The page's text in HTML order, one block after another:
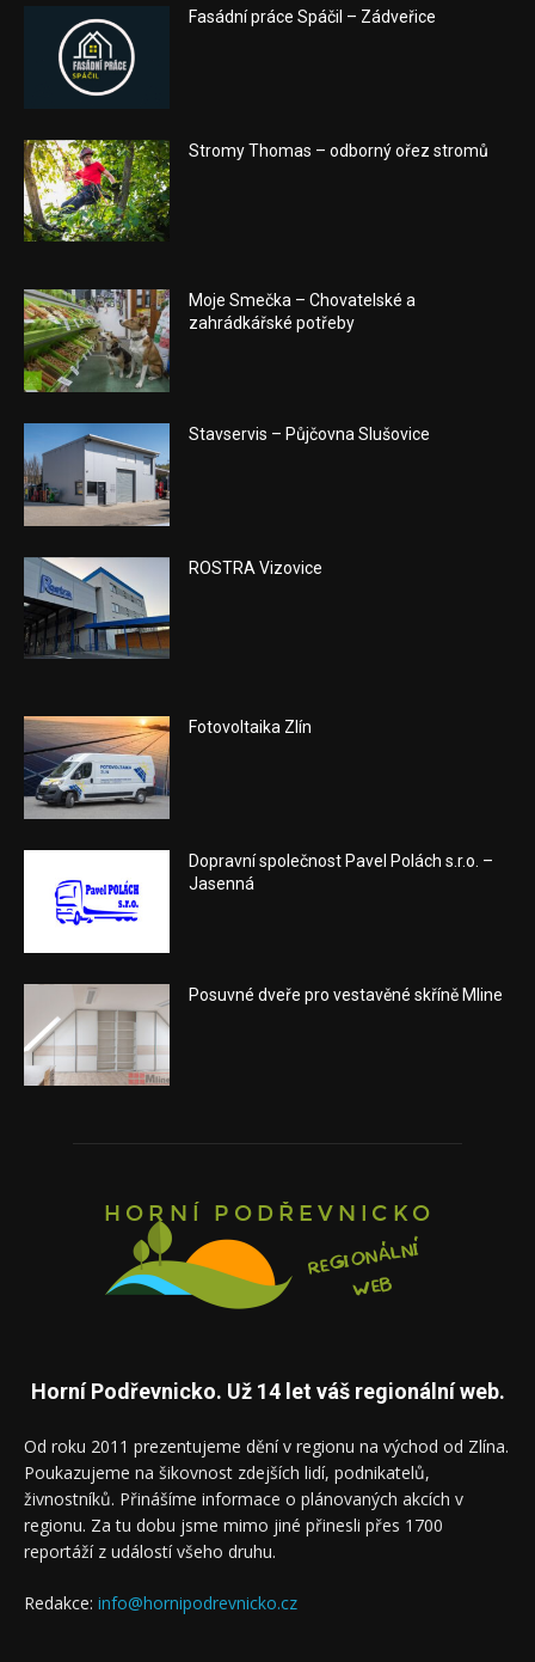
Fasádní práce Spáčil – Zádveřice
Stromy Thomas – odborný ořez stromů
Moje Smečka – Chovatelské a
zahrádkářské potřeby
Stavservis – Půjčovna Slušovice
ROSTRA Vizovice
Fotovoltaika Zlín
Dopravní společnost Pavel Polách s.r.o. –
Jasenná
Posuvné dveře pro vestavěné skříně Mline
Horní Podřevnicko. Už 14 let váš regionální web.
Od roku 2011 prezentujeme dění v regionu na východ od Zlína.
Poukazujeme na šikovnost zdejších lidí, podnikatelů,
živnostníků. Přinášíme informace o plánovaných akcích v
regionu. Za tu dobu jsme mimo jiné přinesli přes 1700
reportáží z událostí všeho druhu.
Redakce: info@hornipodrevnicko.cz